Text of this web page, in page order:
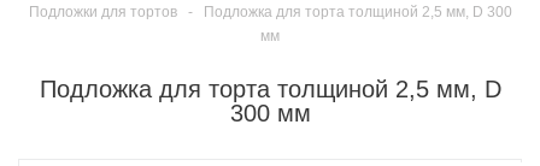
Подложки для тортов
-
Подложка для торта толщиной 2,5 мм, D 300
мм
Подложка для торта толщиной 2,5 мм, D
300 мм